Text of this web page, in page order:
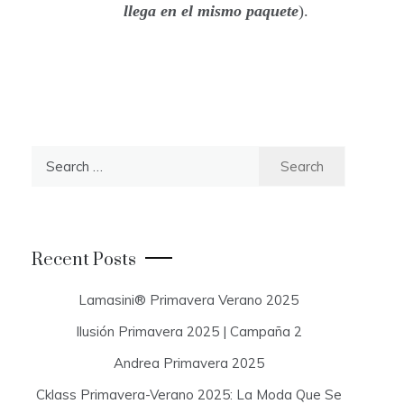
llega en el mismo paquete).
r
:
Recent Posts
Lamasini® Primavera Verano 2025
Ilusión Primavera 2025 | Campaña 2
Andrea Primavera 2025
Cklass Primavera-Verano 2025: La Moda Que Se